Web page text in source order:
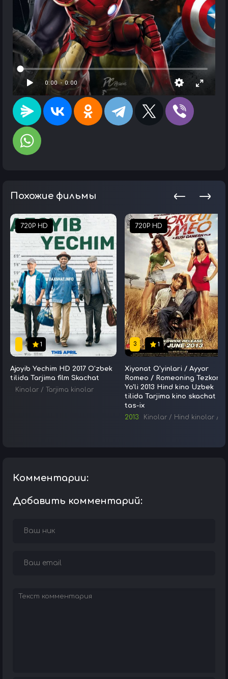
Похожие фильмы
720P HD
1
Ajoyib Yechim HD 2017 O'zbek
tilida Tarjima film Skachat
Kinolar / Tarjima kinolar
720P HD
3 1
Xiyonat O'yinlari / Ayyor
Romeo / Romeoning Tezkor
Yo'li 2013 Hind kino Uzbek
tilida Tarjima kino skachat
tas-ix
2013
Kinolar / Hind kinolar /
Комментарии:
Добавить комментарий: